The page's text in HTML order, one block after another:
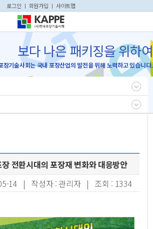
로그인 ㅣ 회원가입 ㅣ 사이트맵
보다 나은 패키징을 위하여
장기술사회는 국내 포장산업의 발전을 위해 노력하고 있습니다.
전환시대의 포장재 변화와 대응방안
14 | 작성자 : 관리자 | 조회 : 1334